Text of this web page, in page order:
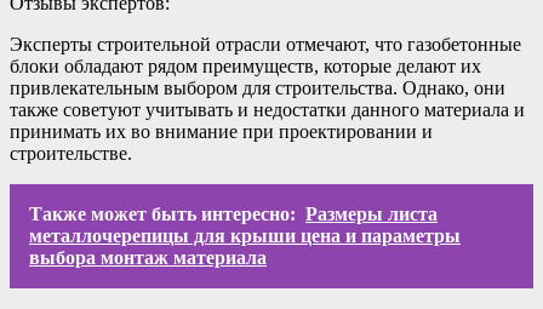
Эксперты строительной отрасли отмечают, что газобетонные
блоки обладают рядом преимуществ, которые делают их
привлекательным выбором для строительства. Однако, они
также советуют учитывать и недостатки данного материала и
принимать их во внимание при проектировании и
строительстве.
Также может быть интересно: Размеры листа
металлочерепицы для крыши цена и параметры
выбора монтаж материала